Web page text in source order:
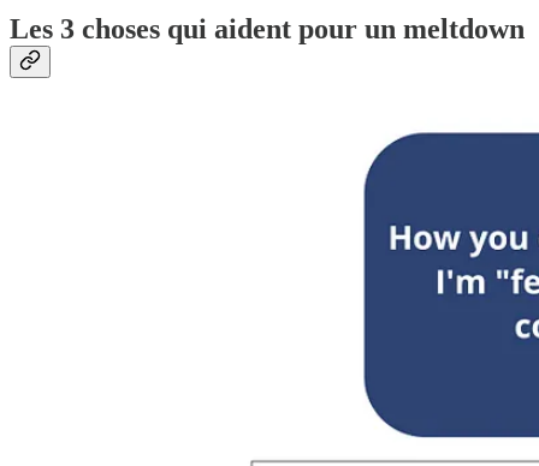
Les 3 choses qui aident pour un meltdown